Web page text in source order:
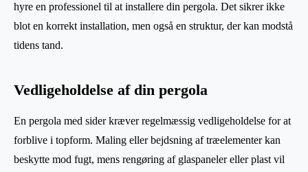
hyre en professionel til at installere din pergola. Det sikrer ikke
blot en korrekt installation, men også en struktur, der kan modstå
tidens tand.
Vedligeholdelse af din pergola
En pergola med sider kræver regelmæssig vedligeholdelse for at
forblive i topform. Maling eller bejdsning af træelementer kan
beskytte mod fugt, mens rengøring af glaspaneler eller plast vil